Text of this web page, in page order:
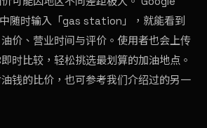
随时输入「gas station」，就能看到
价、营业时间与评价。使用者也会上传
时比较，轻松挑选最划算的加油地点。
钱的比价，也可参考我们介绍过的另一